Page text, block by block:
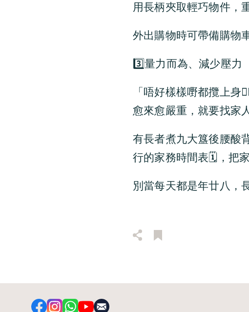
用長柄夾取輕巧物件，
外出購物時可帶備購物
3️⃣量力而為、減少壓力
「唔好樣樣嘢都攬上身
愈來愈嚴重，就要找家
有長者煮九大簋後腰酸
行的家務時間表🗓️，把
別當每天都是年廿八，